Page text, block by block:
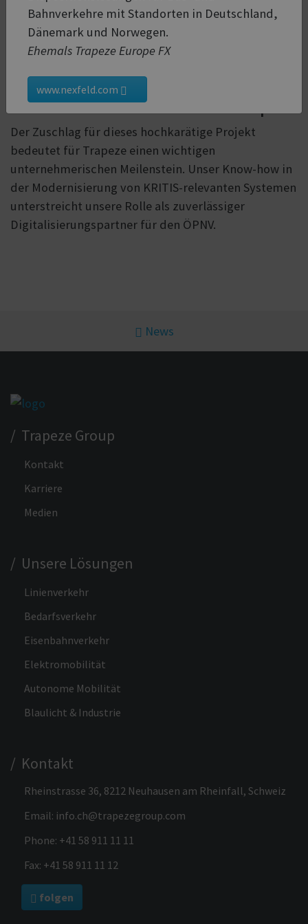
Bahnverkehre mit Standorten in Deutschland,
Dänemark und Norwegen.
Ehemals Trapeze Europe FX
www.nexfeld.com
Verschlüsselung und OAuth-Authentifizierung. Dies
stellt sicher, dass die Datenintegrität jederzeit
gewährleistet ist und erhöht gleichzeitig die
Resilienz gegenüber Cyberbedrohungen.
Ein bedeutsamer Meilenstein für Trapeze
Der Zuschlag für dieses hochkarätige Projekt
bedeutet für Trapeze einen wichtigen
unternehmerischen Meilenstein. Unser Know-how in
der Modernisierung von KRITIS-relevanten Systemen
unterstreicht unsere Rolle als zuverlässiger
Digitalisierungspartner für den ÖPNV.
News
/ Trapeze Group
Kontakt
Karriere
Medien
/ Unsere Lösungen
Linienverkehr
Bedarfsverkehr
Eisenbahnverkehr
Elektromobilität
Autonome Mobilität
Blaulicht & Industrie
/ Kontakt
Rheinstrasse 36, 8212 Neuhausen am Rheinfall, Schweiz
Email: info.ch@trapezegroup.com
Phone: +41 58 911 11 11
Fax: +41 58 911 11 12
folgen